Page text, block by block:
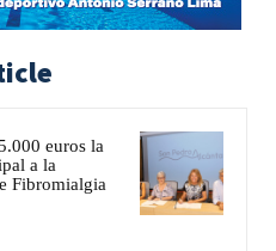
euros la
a la
Fibromialgia